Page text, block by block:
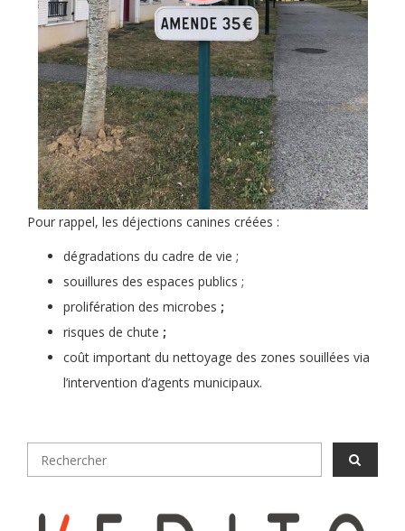
Pour rappel, les déjections canines créées :
dégradations du cadre de vie ;
souillures des espaces publics ;
prolifération des microbes ;
risques de chute ;
coût important du nettoyage des zones souillées via
l’intervention d’agents municipaux.